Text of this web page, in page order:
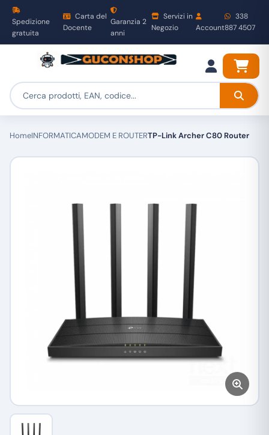
Spedizione
gratuita
Carta del
Docente
Garanzia 2
anni
Servizi in
Negozio
Account
338
887 4507
HomeINFORMATICAMODEM E ROUTERTP-Link Archer C80 Router